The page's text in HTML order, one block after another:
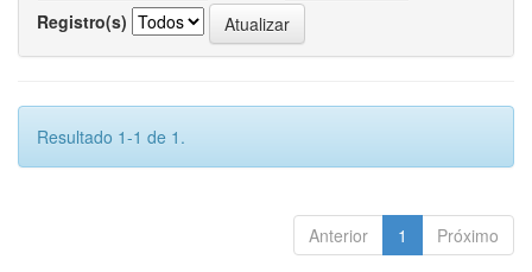
Registro(s)
Resultado 1-1 de 1.
Anterior 1 Próximo